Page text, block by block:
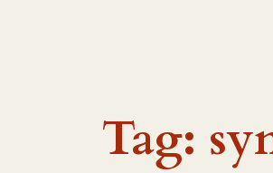
Tag: